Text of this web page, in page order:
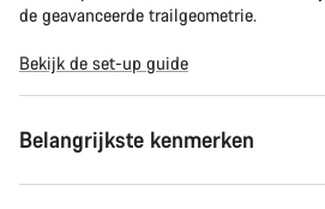
de geavanceerde trailgeometrie.
Bekijk de set-up guide
Belangrijkste kenmerken